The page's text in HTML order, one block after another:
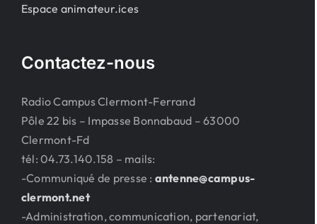
Espace animateur.ices
Contactez-nous
Radio Campus Clermont-Ferrand
Pôle 22 bis – Impasse Bonnabaud – 63000
Clermont-Fd
tél: 04.73.140.158 – mails:
-Communiqué de presse : antenne@campus-
clermont.net
-Administration, communication, partenariat,